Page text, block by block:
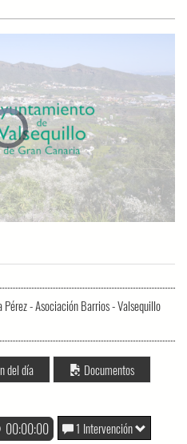
- Asociación Barrios - Valsequillo
del día Documentos
00:00:00 1 Intervención